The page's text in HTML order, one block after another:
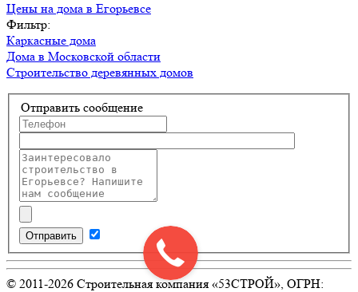
Цены на дома в Егорьевсе
Фильтр:
Каркасные дома
Дома в Московской области
Строительство деревянных домов
Отправить сообщение
Отправить
© 2011-2026 Строительная компания «53СТРОЙ», ОГРН: